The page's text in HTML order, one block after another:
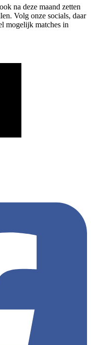
na deze maand zetten
Volg onze socials, daar
mogelijk matches in